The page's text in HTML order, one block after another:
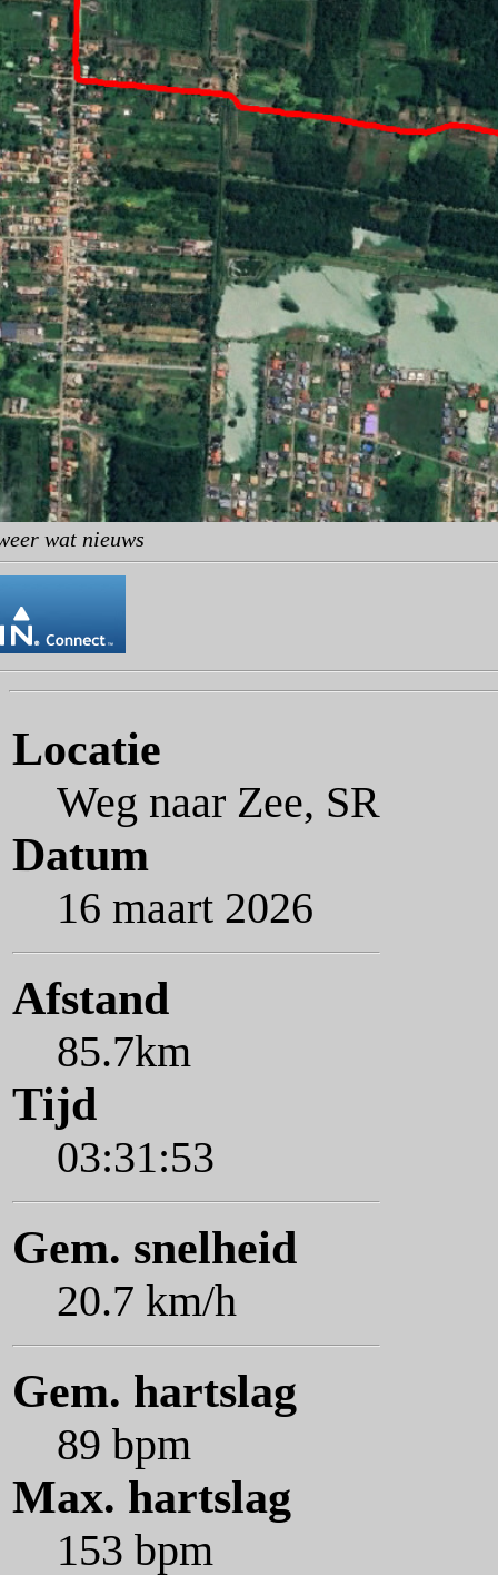
wat nieuws
Locatie
Weg naar Zee, SR
Datum
16 maart 2026
Afstand
85.7km
Tijd
03:31:53
Gem. snelheid
20.7 km/h
Gem. hartslag
89 bpm
Max. hartslag
153 bpm